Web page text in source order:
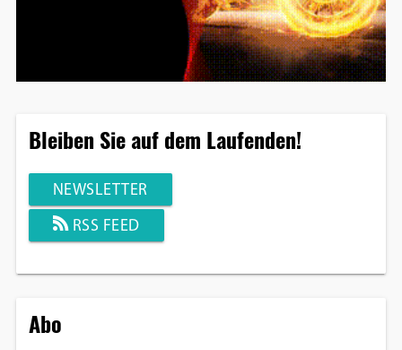
Bleiben Sie auf dem Laufenden!
NEWSLETTER
RSS FEED
Abo